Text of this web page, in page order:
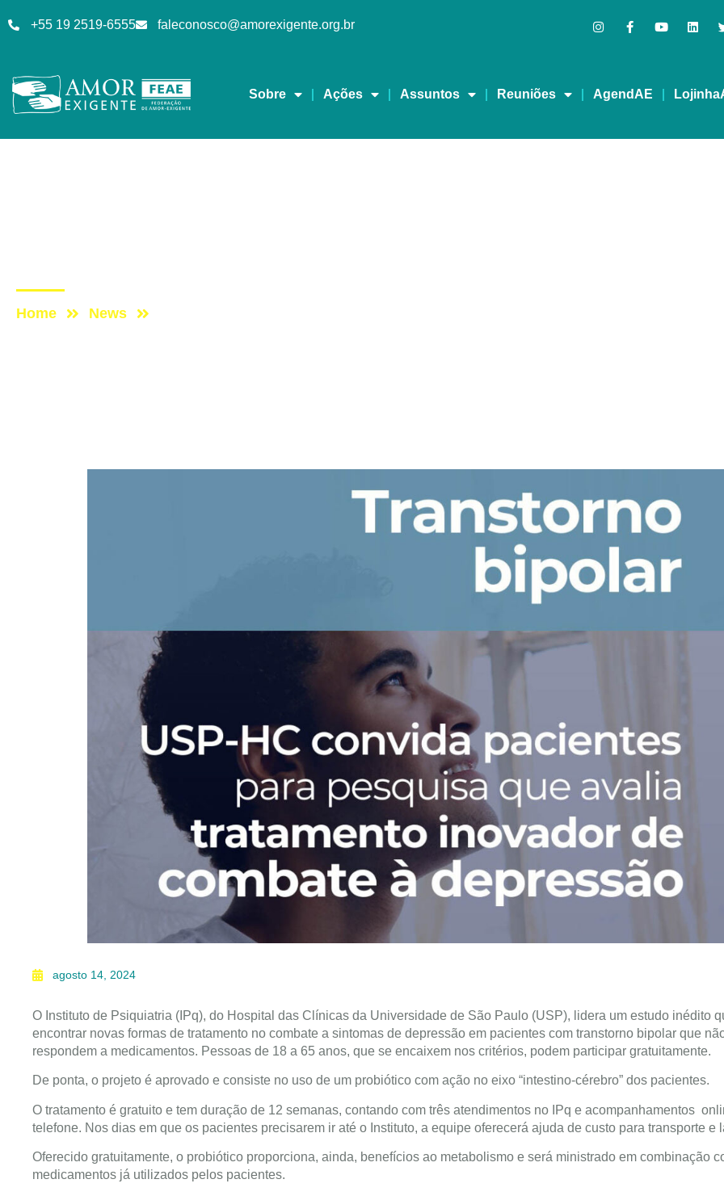
+55 19 2519-6555 faleconosco@amorexigente.org.br
Sobre Ações Assuntos Reuniões AgendAE
Home News
agosto 14, 2024
O Instituto de Psiquiatria (IPq), do Hospital das Clínicas da Universidade de São Paulo (USP), lidera um estudo inédito
encontrar novas formas de tratamento no combate a sintomas de depressão em pacientes com transtorno bipolar que
respondem a medicamentos. Pessoas de 18 a 65 anos, que se encaixem nos critérios, podem participar gratuitamente.
De ponta, o projeto é aprovado e consiste no uso de um probiótico com ação no eixo “intestino-cérebro” dos pacientes.
O tratamento é gratuito e tem duração de 12 semanas, contando com três atendimentos no IPq e acompanhamentos
telefone. Nos dias em que os pacientes precisarem ir até o Instituto, a equipe oferecerá ajuda de custo para transporte e
Oferecido gratuitamente, o probiótico proporciona, ainda, benefícios ao metabolismo e será ministrado em combinação
medicamentos já utilizados pelos pacientes.